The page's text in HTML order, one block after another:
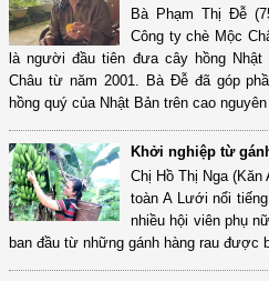
Bà Phạm Thị Đễ
Công ty chè Mộc
là người đầu tiên đưa cây hồng
Châu từ năm 2001. Bà Đễ đã góp
hồng quý của Nhật Bản trên cao
Khởi nghiệp từ
Chị Hồ Thị Nga (Kăn
toàn A Lưới nổi
nhiều hội viên phụ
ban đầu từ những gánh hàng rau được